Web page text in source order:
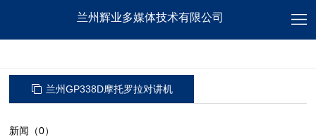
兰州辉业多媒体技术有限公司
兰州GP338D摩托罗拉对讲机
新闻（0）